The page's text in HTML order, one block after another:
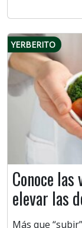
YERBERITO
Conoce
elevar las
Más que